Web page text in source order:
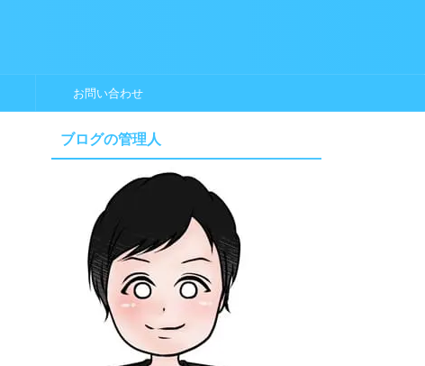
お問い合わせ
ブログの管理人